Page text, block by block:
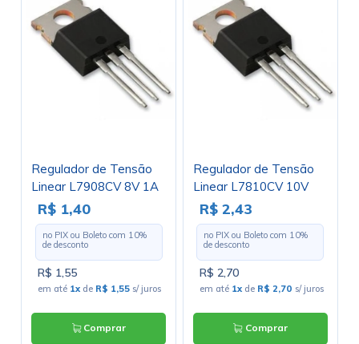
Regulador de Tensão
Linear L7908CV 8V 1A
Negativo TO220 - Cód.
Loja 414
R$ 1,40
no PIX ou Boleto com 10%
de desconto
R$ 1,55
em até 1x de R$ 1,55 s/ juros
Comprar
Regulador de Tensão
Linear L7810CV 10V
1A Positivo TO220 -
Cód. Loja 387
R$ 2,43
no PIX ou Boleto com 10%
de desconto
R$ 2,70
em até 1x de R$ 2,70 s/ juros
Comprar